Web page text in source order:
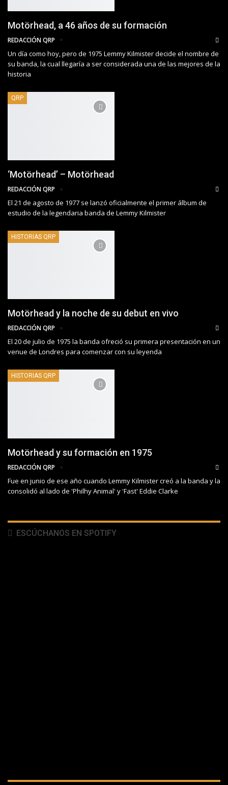
Motörhead, a 46 años de su formación
REDACCIÓN QRP
Un día como hoy, pero de 1975 Lemmy Kilmister decide el nombre de
su banda, la cual llegaría a ser considerada una de las mejores de la
historia
QRP
‘Motörhead’ – Motörhead
REDACCIÓN QRP
El 21 de agosto de 1977 se lanzó oficialmente el primer álbum de
estudio de la legendaria banda de Lemmy Kilmister
HISTORIAS QRP
Motörhead y la noche de su debut en vivo
REDACCIÓN QRP
El 20 de julio de 1975 la banda ofreció su primera presentación en un
venue de Londres para comenzar con su leyenda
HISTORIAS QRP
Motörhead y su formación en 1975
REDACCIÓN QRP
Fue en junio de ese año cuando Lemmy Kilmister creó a la banda y la
consolidó al lado de 'Philhy Animal' y 'Fast' Eddie Clarke
ESCÚCHANOS EN SPOTIFY